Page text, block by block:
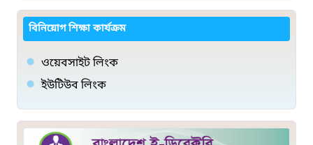
বিনিয়োগ শিক্ষা কার্যক্রম
ওয়েবসাইট লিংক
ইউটিউব লিংক